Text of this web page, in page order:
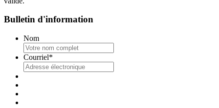
Bulletin d'information
Nom
Courriel*